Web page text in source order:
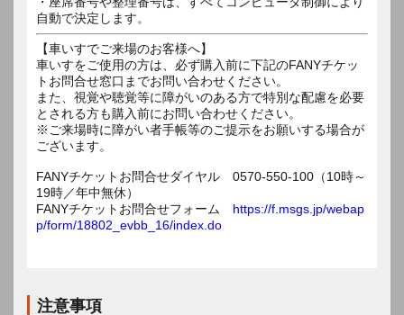
自動で決定します。
【車いすでご来場のお客様へ】
車いすをご使用の方は、必ず購入前に下記のFANYチケッ
トお問合せ窓口までお問い合わせください。
また、視覚や聴覚等に障がいのある方で特別な配慮を必要
とされる方も購入前にお問い合わせください。
※ご来場時に障がい者手帳等のご提示をお願いする場合が
ございます。
FANYチケットお問合せダイヤル 0570-550-100（10時～
19時／年中無休）
FANYチケットお問合せフォーム https://f.msgs.jp/webap
p/form/18802_evbb_16/index.do
注意事項